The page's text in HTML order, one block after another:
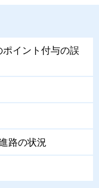
イント付与の誤
路の状況